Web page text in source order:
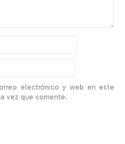
electrónico y web en este
vez que comente.